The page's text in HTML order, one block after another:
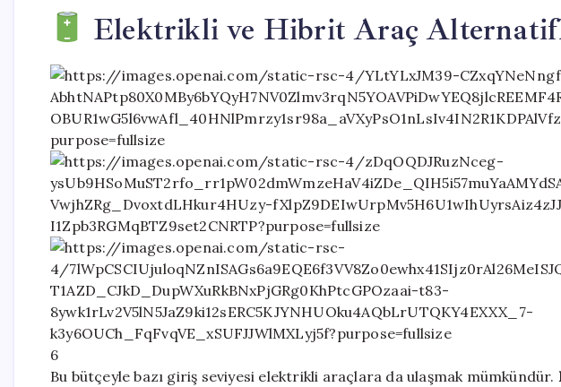
Elektrikli ve Hibrit Araç
6
Bu bütçeyle bazı giriş seviyesi elektrikli araçlara da ulaşmak mümkündür.